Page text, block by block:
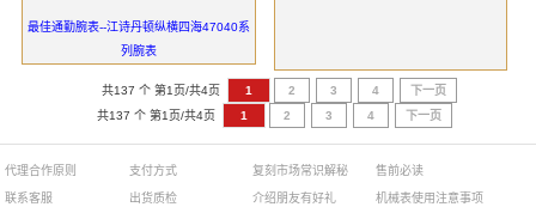
最佳通勤腕表--江诗丹顿纵横四海47040系
列腕表
共137 个 第1页/共4页 1 2 3 4
下一页
共137 个 第1页/共4页
1 2 3 4 下一页
代理合作原则
联系客服
支付方式
出货质检
复刻市场常识解秘
介绍朋友有好礼
售前必读
机械表使用注意事项